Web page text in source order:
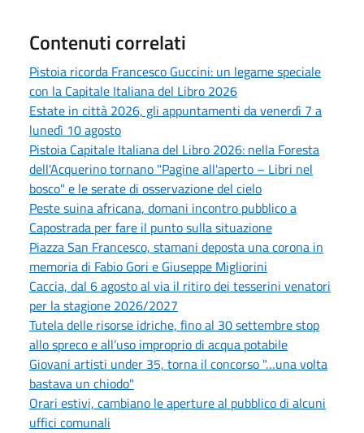
Contenuti correlati
Pistoia ricorda Francesco Guccini: un legame speciale
con la Capitale Italiana del Libro 2026
Estate in città 2026, gli appuntamenti da venerdì 7 a
lunedì 10 agosto
Pistoia Capitale Italiana del Libro 2026: nella Foresta
dell'Acquerino tornano "Pagine all'aperto – Libri nel
bosco" e le serate di osservazione del cielo
Peste suina africana, domani incontro pubblico a
Capostrada per fare il punto sulla situazione
Piazza San Francesco, stamani deposta una corona in
memoria di Fabio Gori e Giuseppe Migliorini
Caccia, dal 6 agosto al via il ritiro dei tesserini venatori
per la stagione 2026/2027
Tutela delle risorse idriche, fino al 30 settembre stop
allo spreco e all’uso improprio di acqua potabile
Giovani artisti under 35, torna il concorso "…una volta
bastava un chiodo"
Orari estivi, cambiano le aperture al pubblico di alcuni
uffici comunali